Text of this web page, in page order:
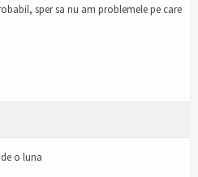
sper sa nu am problemele pe care
o luna